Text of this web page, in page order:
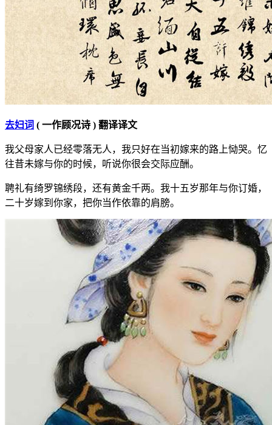
去妇词 ( 一作顾况诗 ) 翻译译文
我父母家人已经零落无人，我只好在当初嫁来的路上恸哭。忆
往昔未嫁与你的时候，听说你很会交际应酬。
聘礼有绮罗锦绣段，还有黄金千两。我十五岁那年与你订婚，
二十岁嫁到你家，把你当作依靠的肩膀。